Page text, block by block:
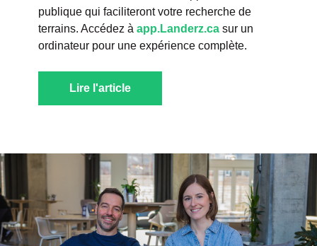
publique qui faciliteront votre recherche de
terrains. Accédez à app.Landerz.ca sur un
ordinateur pour une expérience complète.
Lire l'article